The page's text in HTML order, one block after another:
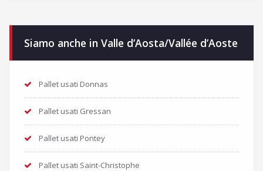
Siamo anche in Valle d’Aosta/Vallée d’Aoste
Pallet usati Donnas
Pallet usati Gressan
Pallet usati Pontey
Pallet usati Saint-Christophe